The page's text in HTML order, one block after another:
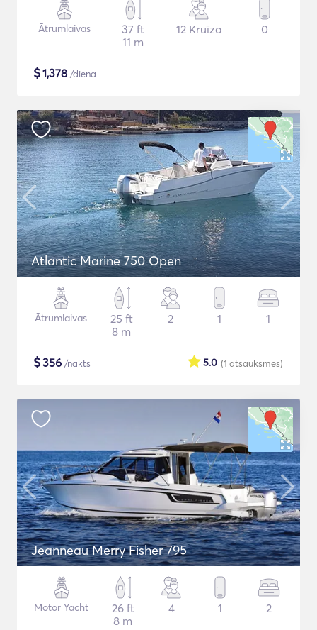
Ātrumlaivas
37 ft
11 m
12 Kruīza 0
$1,378 /diena
Atlantic Marine 750 Open
Ātrumlaivas
25 ft
8 m
2 1 1
$356 /nakts (1 atsauksmes)
5.0
Jeanneau Merry Fisher 795
Motor Yacht
26 ft
8 m
4 1 2